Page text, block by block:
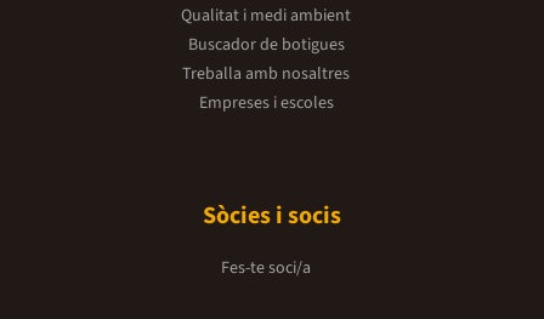
Qualitat i medi ambient
Buscador de botigues
Treballa amb nosaltres
Empreses i escoles
Sòcies i socis
Fes-te soci/a